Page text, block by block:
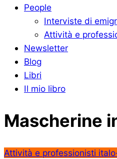
People
Interviste di
Attività e
Newsletter
Blog
Libri
Il mio libro
Mascherine
Attività e professionisti